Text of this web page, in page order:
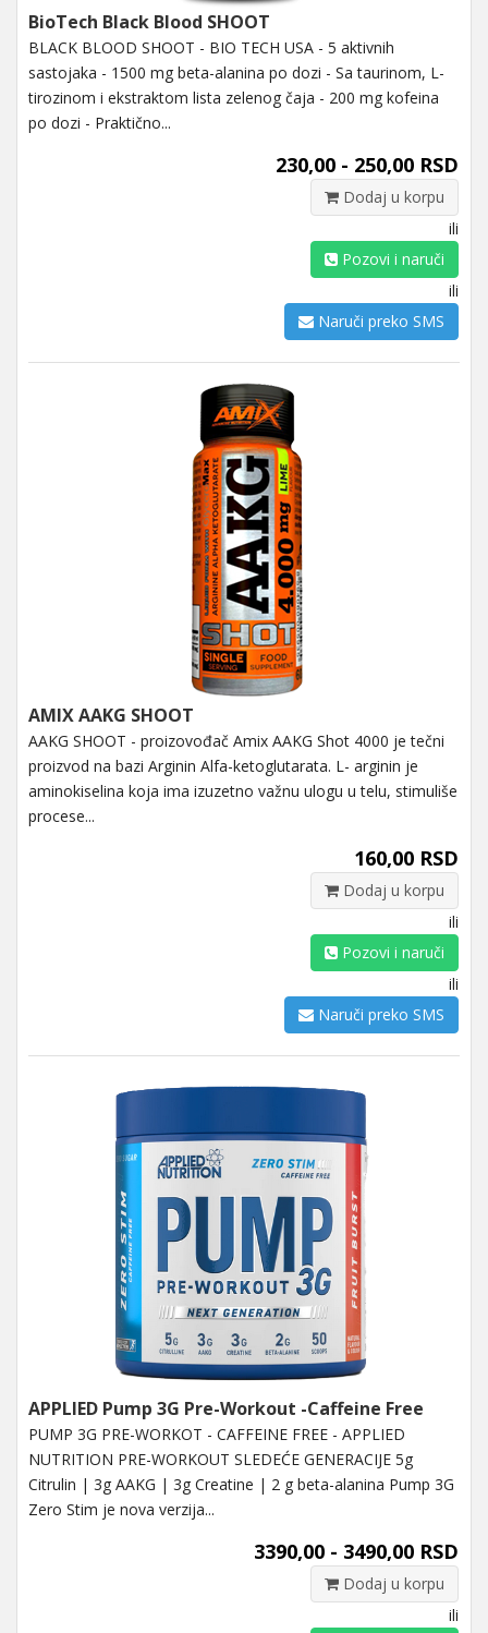
BioTech Black Blood SHOOT
BLACK BLOOD SHOOT - BIO TECH USA - 5 aktivnih
sastojaka - 1500 mg beta-alanina po dozi - Sa taurinom, L-
tirozinom i ekstraktom lista zelenog čaja - 200 mg kofeina
po dozi - Praktično...
230,00 - 250,00 RSD
Dodaj u korpu
ili
Pozovi i naruči
ili
Naruči preko SMS
AMIX AAKG SHOOT
AAKG SHOOT - proizovođač Amix AAKG Shot 4000 je tečni
proizvod na bazi Arginin Alfa-ketoglutarata. L- arginin je
aminokiselina koja ima izuzetno važnu ulogu u telu, stimuliše
procese...
160,00 RSD
Dodaj u korpu
ili
Pozovi i naruči
ili
Naruči preko SMS
APPLIED Pump 3G Pre-Workout -Caffeine Free
PUMP 3G PRE-WORKOT - CAFFEINE FREE - APPLIED
NUTRITION PRE-WORKOUT SLEDEĆE GENERACIJE 5g
Citrulin | 3g AAKG | 3g Creatine | 2 g beta-alanina Pump 3G
Zero Stim je nova verzija...
3390,00 - 3490,00 RSD
Dodaj u korpu
ili